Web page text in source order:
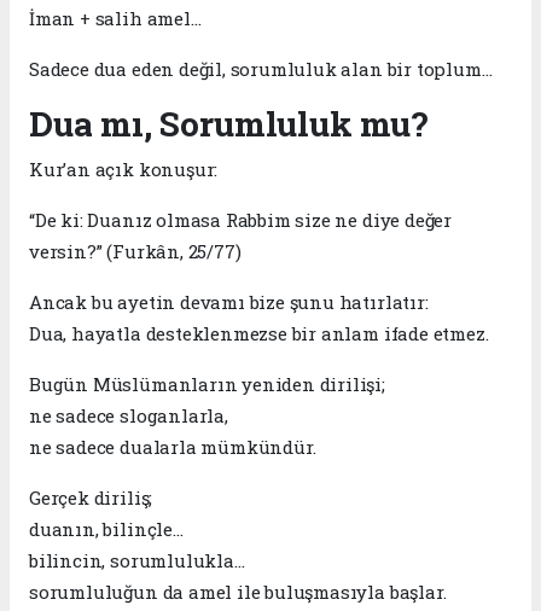
İman + salih amel…
Sadece dua eden değil, sorumluluk alan bir toplum…
Dua mı, Sorumluluk mu?
Kur’an açık konuşur:
“De ki: Duanız olmasa Rabbim size ne diye değer
versin?” (Furkân, 25/77)
Ancak bu ayetin devamı bize şunu hatırlatır:
Dua, hayatla desteklenmezse bir anlam ifade etmez.
Bugün Müslümanların yeniden dirilişi;
ne sadece sloganlarla,
ne sadece dualarla mümkündür.
Gerçek diriliş;
duanın, bilinçle…
bilincin, sorumlulukla…
sorumluluğun da amel ile buluşmasıyla başlar.